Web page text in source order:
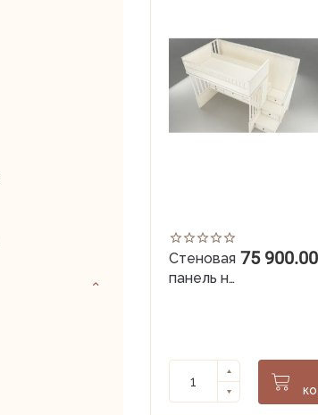
Стеновая
панель на
75 900.00